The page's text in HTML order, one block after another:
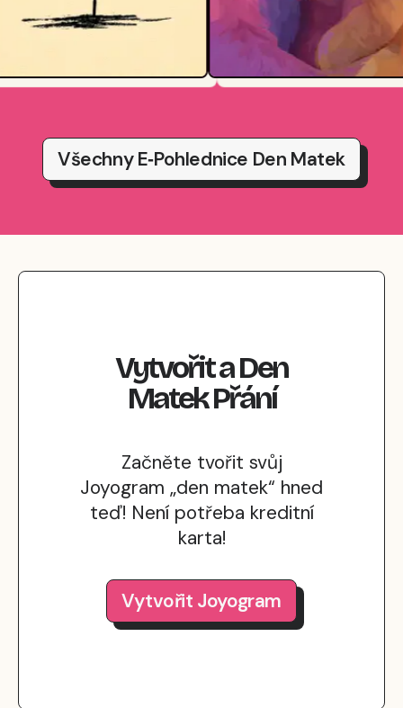
Všechny E‑pohlednice Den Matek
VytvořitaDen
MatekPřání
Začněte tvořit svůj
Joyogram „den matek“ hned
teď! Není potřeba kreditní
karta!
Vytvořit Joyogram